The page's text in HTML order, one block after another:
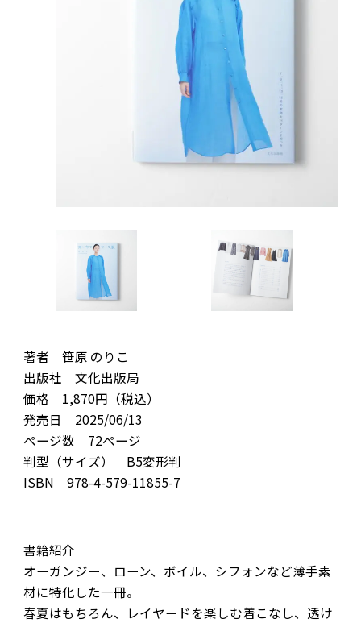
著者 笹原 のりこ
出版社 文化出版局
価格 1,870円（税込）
発売日 2025/06/13
ページ数 72ページ
判型（サイズ） B5変形判
ISBN 978-4-579-11855-7
書籍紹介
オーガンジー、ローン、ボイル、シフォンなど薄手素
材に特化した一冊。
春夏はもちろん、レイヤードを楽しむ着こなし、透け